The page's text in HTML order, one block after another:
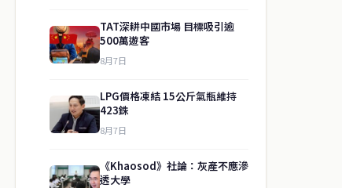
TAT深耕中國市場 目標吸引逾
500萬遊客
8月7日
LPG價格凍結 15公斤氣瓶維持
423銖
8月7日
《Khaosod》社論：灰產不應滲
透大學